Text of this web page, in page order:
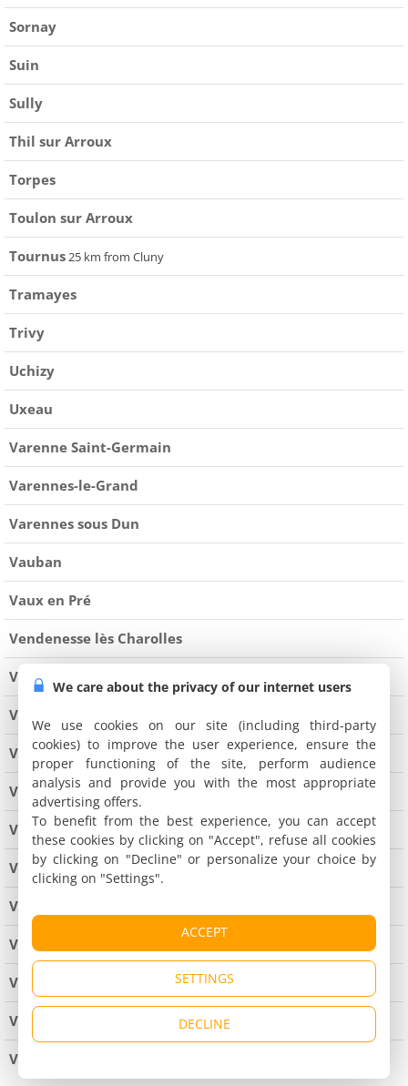
Sornay
Suin
Sully
Thil sur Arroux
Torpes
Toulon sur Arroux
Tournus25 km from Cluny
Tramayes
Trivy
Uchizy
Uxeau
Varenne Saint-Germain
Varennes-le-Grand
Varennes sous Dun
Vauban
Vaux en Pré
Vendenesse lès Charolles
Vendenesse-sur-Arroux
Verdun sur le Doubs
Vergisson
Vérosvres
Vers
Versaugues
Vinzelles
Viré
Viry
Vitry en Charollais
Volesvres
We care about the privacy of our internet users
We use cookies on our site (including third-party
cookies) to improve the user experience, ensure the
proper functioning of the site, perform audience
analysis and provide you with the most appropriate
advertising offers.
To benefit from the best experience, you can accept
these cookies by clicking on "Accept", refuse all cookies
by clicking on "Decline" or personalize your choice by
clicking on "Settings".
ACCEPT
SETTINGS
DECLINE